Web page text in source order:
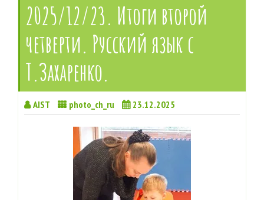
2025/12/23. Итоги второй
четверти. Русский язык с
Т.Захаренко.
AIST photo_ch_ru 23.12.2025